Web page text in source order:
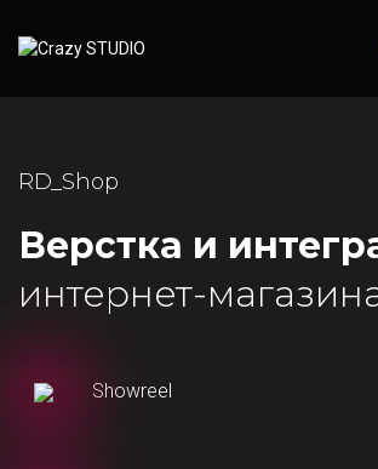
RD_Shop
Верстка и
интернет-
Showreel